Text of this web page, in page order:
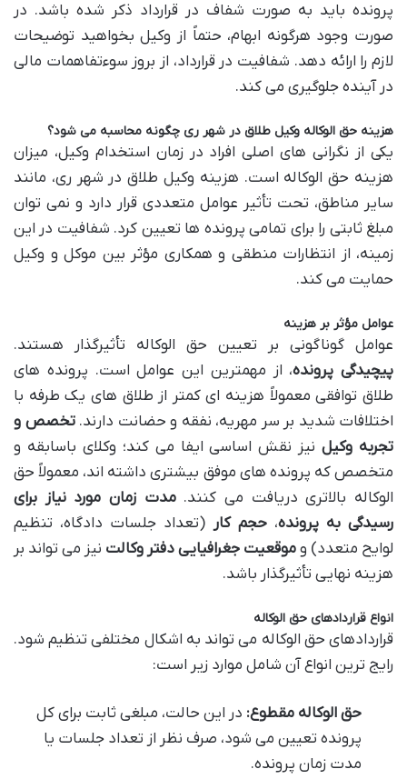
پرونده باید به صورت شفاف در قرارداد ذکر شده باشد. در
صورت وجود هرگونه ابهام، حتماً از وکیل بخواهید توضیحات
لازم را ارائه دهد. شفافیت در قرارداد، از بروز سوءتفاهمات مالی
در آینده جلوگیری می کند.
هزینه حق الوکاله وکیل طلاق در شهر ری چگونه محاسبه می شود؟
یکی از نگرانی های اصلی افراد در زمان استخدام وکیل، میزان
هزینه حق الوکاله است. هزینه وکیل طلاق در شهر ری، مانند
سایر مناطق، تحت تأثیر عوامل متعددی قرار دارد و نمی توان
مبلغ ثابتی را برای تمامی پرونده ها تعیین کرد. شفافیت در این
زمینه، از انتظارات منطقی و همکاری مؤثر بین موکل و وکیل
حمایت می کند.
عوامل مؤثر بر هزینه
عوامل گوناگونی بر تعیین حق الوکاله تأثیرگذار هستند.
پیچیدگی پرونده، از مهمترین این عوامل است. پرونده های
طلاق توافقی معمولاً هزینه ای کمتر از طلاق های یک طرفه با
اختلافات شدید بر سر مهریه، نفقه و حضانت دارند.تخصص و
تجربه وکیلنیز نقش اساسی ایفا می کند؛ وکلای باسابقه و
متخصص که پرونده های موفق بیشتری داشته اند، معمولاً حق
الوکاله بالاتری دریافت می کنند.مدت زمان مورد نیاز برای
رسیدگی به پرونده،حجم کار (تعداد جلسات دادگاه، تنظیم
لوایح متعدد) وموقعیت جغرافیایی دفتر وکالت نیز می تواند بر
هزینه نهایی تأثیرگذار باشد.
انواع قراردادهای حق الوکاله
قراردادهای حق الوکاله می تواند به اشکال مختلفی تنظیم شود.
رایج ترین انواع آن شامل موارد زیر است:
حق الوکاله مقطوع: در این حالت، مبلغی ثابت برای کل
پرونده تعیین می شود، صرف نظر از تعداد جلسات یا
مدت زمان پرونده.